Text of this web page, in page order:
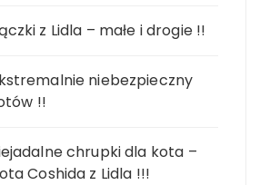
z Lidla – małe i drogie !!
niebezpieczny
!!
chrupki dla kota –
Coshida z Lidla !!!